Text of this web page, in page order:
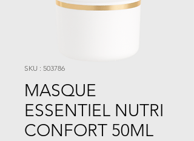
SKU : 503786
MASQUE
ESSENTIEL NUTRI
CONFORT 50ML